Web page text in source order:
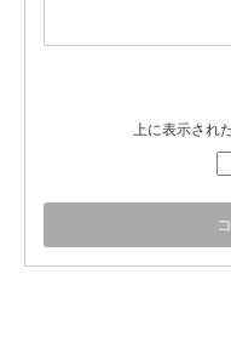
上に表示され